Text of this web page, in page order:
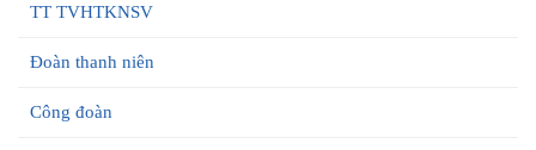
TT TVHTKNSV
Đoàn thanh niên
Công đoàn